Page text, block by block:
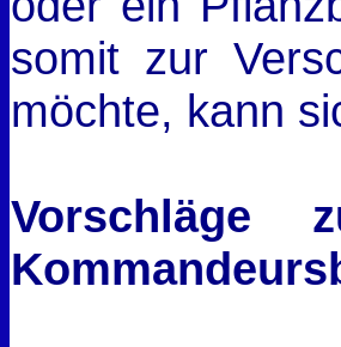
somit zur
möchte, kann
Vorschläge